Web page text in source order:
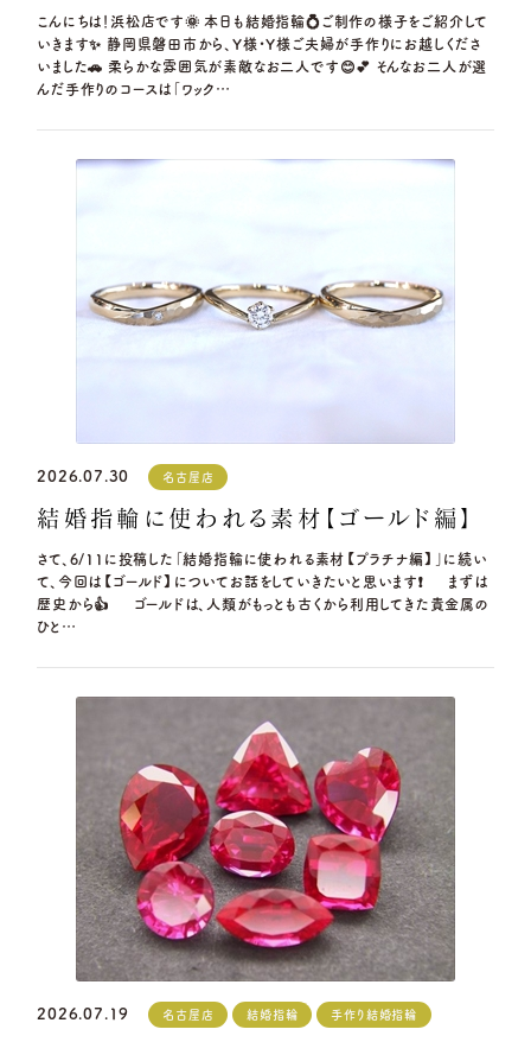
こんにちは！浜松店です🌞 本日も結婚指輪💍ご制作の様子をご紹介して
いきます✨ 静岡県磐田市から、Y様・Y様ご夫婦が手作りにお越しくださ
いました🚗 柔らかな雰囲気が素敵なお二人です😊💕 そんなお二人が選
んだ手作りのコースは「ワック…
2026.07.30 名古屋店
結婚指輪に使われる素材【ゴールド編】
さて、6/11に投稿した「結婚指輪に使われる素材【プラチナ編】」に続い
て、今回は【ゴールド】についてお話をしていきたいと思います❗ まずは
歴史から👍 ゴールドは、人類がもっとも古くから利用してきた貴金属の
ひと…
2026.07.19 名古屋店 結婚指輪 手作り結婚指輪